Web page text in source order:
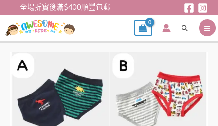
要
全場折實後滿$400順豐包郵
搜
尋
童
數